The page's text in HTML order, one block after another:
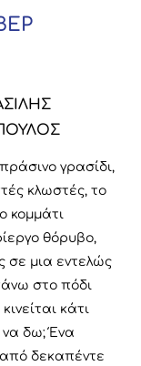
γρασίδι,
κλωστές, το
κομμάτι
θόρυβο,
σε μια εντελώς
στο πόδι
κάτι
να δω; Ένα
δεκαπέντε